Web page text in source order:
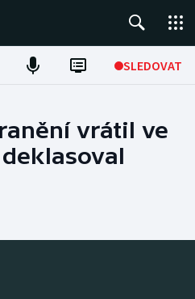
SLEDOVAT
vrátil ve